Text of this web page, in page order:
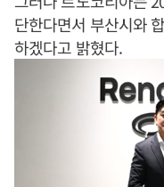
단한다면서 부산시와
하겠다고 밝혔다.